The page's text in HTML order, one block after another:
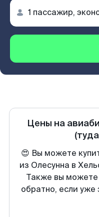
Цены на
😍 Вы можете
из Олесунна в
Также вы можете
обратно, если уже